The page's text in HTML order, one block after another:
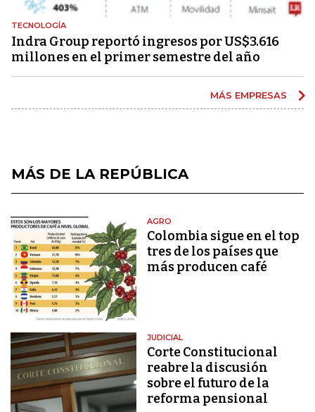
TECNOLOGÍA
Indra Group reportó ingresos por US$3.616
millones en el primer semestre del año
MÁS EMPRESAS
MÁS DE LA REPÚBLICA
AGRO
Colombia sigue en el top
tres de los países que
más producen café
JUDICIAL
Corte Constitucional
reabre la discusión
sobre el futuro de la
reforma pensional